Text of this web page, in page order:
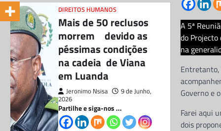
A 5ª
do Projecto
na
Entretanto,
Governo e
Farei aqui
dois
DIREITOS HUMANOS
Mais de 50 reclusos
morrem devido as
péssimas condições
na cadeia de Viana
em Luanda
Jeronimo Nsisa
9 de Junho,
2026
Partilhe e siga-nos ...